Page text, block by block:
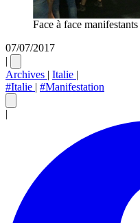
Face à face
07/07/2017
|
Archives | Italie |
#Italie | #Manifestation
|